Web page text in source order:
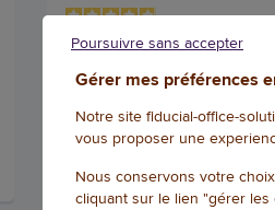
4.9
EN STOCK,
Qté
Gérer mes préférences
Notre site fiducial-office-
vous proposer une
Nous conservons votre
cliquant sur le lien "gérer
Poursuivre sans accepter